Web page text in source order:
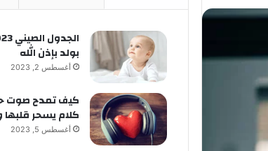
بولد بإذن الله
أغسطس 2, 2023
كيف تمدح صوت
كلام يسحر قلبها
أغسطس 5, 2023